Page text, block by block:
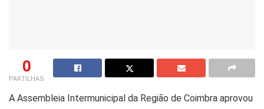
0
PARTILHAS
A Assembleia Intermunicipal da Região de Coimbra aprovou